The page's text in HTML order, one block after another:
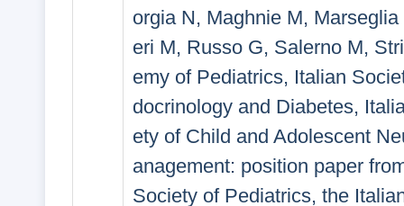
orgia N, Maghnie M,
eri M, Russo G, Salerno M,
emy of Pediatrics, Italian
docrinology and Diabetes,
ety of Child and Adolescent
anagement: position paper
Society of Pediatrics, the